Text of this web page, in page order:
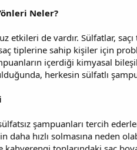
Neler?
etkileri de vardır. Sülfatlar,
tiplerine sahip kişiler için
içerdiği kimyasal
herkesin sülfatlı
şampuanları tercih
daha hızlı solmasına neden